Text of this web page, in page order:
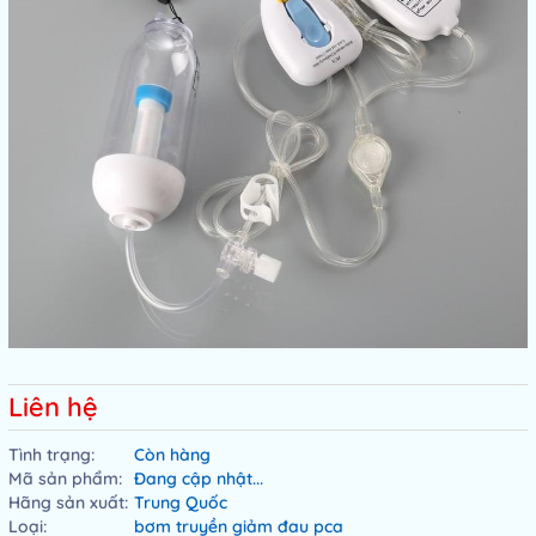
Liên hệ
Tình trạng:
Còn hàng
Mã sản phẩm: Đang cập nhật...
Hãng sản xuất: Trung Quốc
Loại:
bơm truyền giảm đau pca